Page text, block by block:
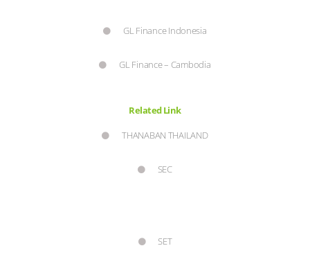
GL Finance Indonesia
GL Finance – Cambodia
Related Link
THANABAN THAILAND
SEC
SET